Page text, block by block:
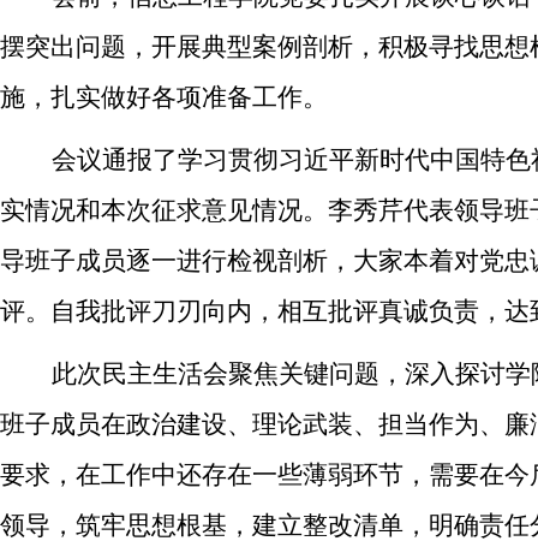
摆突出问题， 开展典型案例剖析 ，积极寻找思
施， 扎实做好各项准备工作。
会议通报了学习贯彻习近平新时代中国特
实情况和本次征求意见情况。李秀芹代表领导班
导班子成员逐一进行检视剖析，大家本着对党
评。 自我批评刀刃向内，相互批评真诚负责，
此次民主生活会聚焦关键问题，深入探讨
班子成员在政治建设、理论武装、担当作为、
要求，在工作中还存在一些薄弱环节，需要在
领导，筑牢思想根基 ，建立整改清单，明确责